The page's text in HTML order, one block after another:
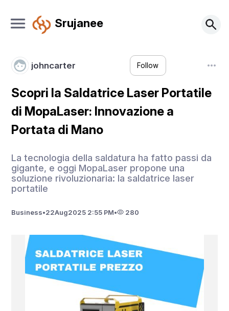
Srujanee
johncarter Follow
Scopri la Saldatrice Laser Portatile
di MopaLaser: Innovazione a
Portata di Mano
La tecnologia della saldatura ha fatto passi da
gigante, e oggi MopaLaser propone una
soluzione rivoluzionaria: la saldatrice laser
portatile
Business•22Aug2025 2:55 PM• 280